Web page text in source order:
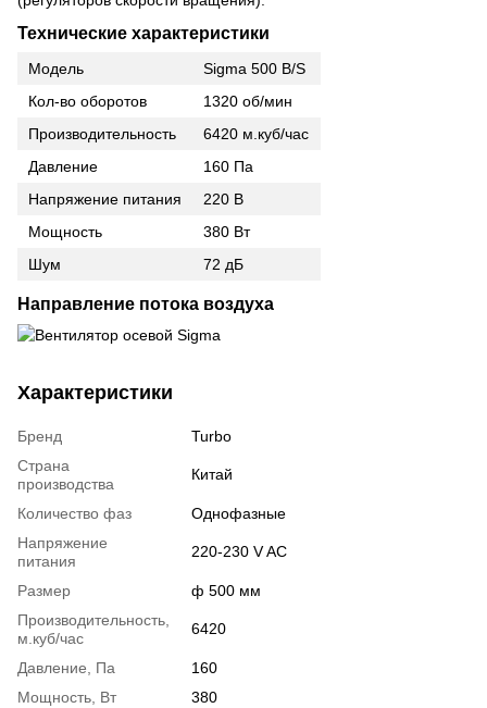
Технические характеристики
Модель
Sigma 500 B/S
Кол-во оборотов
1320 об/мин
Производительность
6420 м.куб/час
Давление
160 Па
Напряжение питания
220 В
Мощность
380 Вт
Шум
72 дБ
Направление потока воздуха
Характеристики
Бренд
Turbo
Страна
производства
Китай
Количество фаз
Однофазные
Напряжение
питания
220-230 V AC
Размер
ф 500 мм
Производительность,
м.куб/час
6420
Давление, Па
160
Мощность, Вт
380